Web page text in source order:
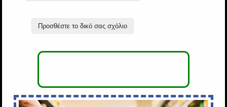
Προσθέστε το δικό σας σχόλιο